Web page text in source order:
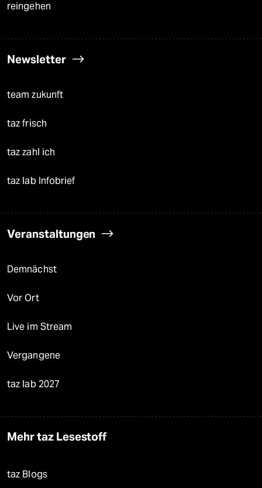
reingehen
Newsletter
team zukunft
taz frisch
taz zahl ich
taz lab Infobrief
Veranstaltungen
Demnächst
Vor Ort
Live im Stream
Vergangene
taz lab 2027
Mehr taz Lesestoff
taz Blogs